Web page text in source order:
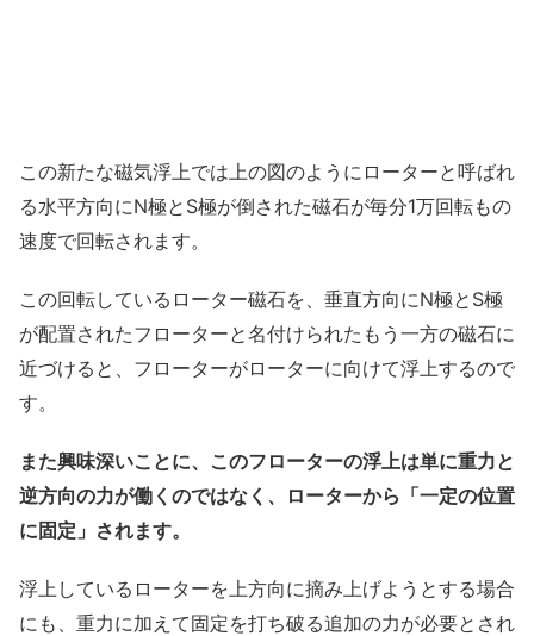
この新たな磁気浮上では上の図のようにローターと呼ばれ
る水平方向にN極とS極が倒された磁石が毎分1万回転もの
速度で回転されます。
この回転しているローター磁石を、垂直方向にN極とS極
が配置されたフローターと名付けられたもう一方の磁石に
近づけると、フローターがローターに向けて浮上するので
す。
また興味深いことに、このフローターの浮上は単に重力と
逆方向の力が働くのではなく、ローターから「一定の位置
に固定」されます。
浮上しているローターを上方向に摘み上げようとする場合
にも、重力に加えて固定を打ち破る追加の力が必要とされ